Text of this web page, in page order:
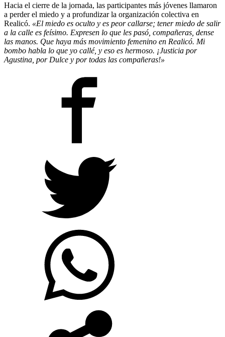
Hacia el cierre de la jornada, las participantes más jóvenes llamaron
a perder el miedo y a profundizar la organización colectiva en
Realicó. «El miedo es oculto y es peor callarse; tener miedo de salir
a la calle es feísimo. Expresen lo que les pasó, compañeras, dense
las manos. Que haya más movimiento femenino en Realicó. Mi
bombo habla lo que yo callé, y eso es hermoso. ¡Justicia por
Agustina, por Dulce y por todas las compañeras!»